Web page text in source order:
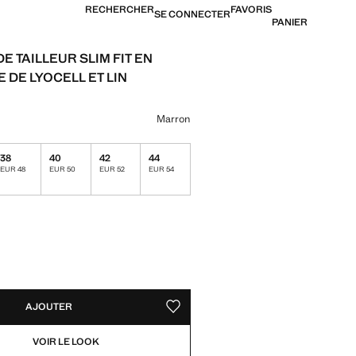
RECHERCHERSE CONNECTERFAVORIS
PANIER
TAILLEUR SLIM FIT EN
DE LYOCELL ET LIN
]
couleur
Marron
38
EUR 48
40
EUR 50
42
EUR 52
44
EUR 54
AJOUTER AJOUTER AUX FAVORIS
VOIR LE LOOK